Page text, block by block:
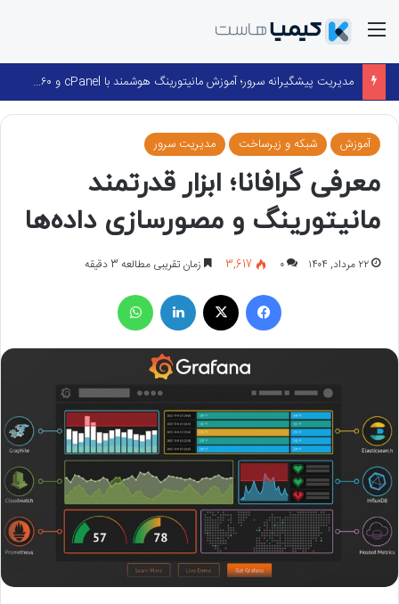
مدیریت پیشگیرانه سرور؛ آموزش مانیتورینگ هوشمند با cPanel و ۳۶۰ Monitoring
آموزش شبکه و زیرساخت مدیریت سرور
معرفی گرافانا؛ ابزار قدرتمند
مانیتورینگ و مصورسازی داده‌ها
۲۲ مرداد, ۱۴۰۴ ۰ 3,617 زمان تقریبی مطالعه 3 دقیقه